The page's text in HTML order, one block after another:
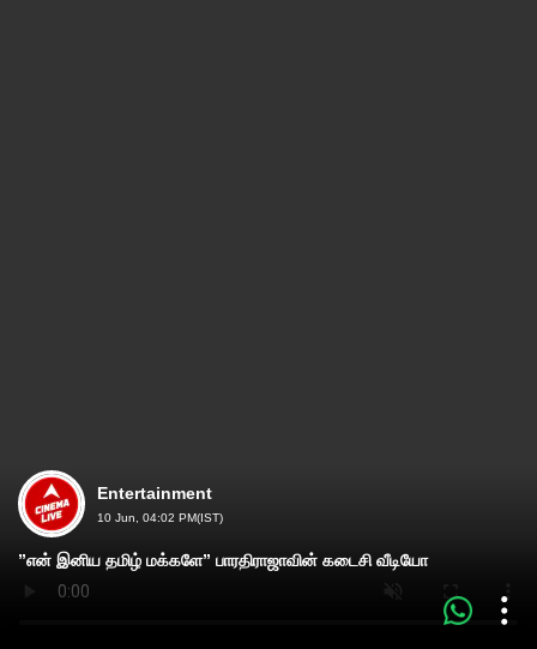
Entertainment
10 Jun, 04:02 PM(IST)
”என் இனிய தமிழ் மக்களே” பாரதிராஜாவின் கடைசி வீடியோ